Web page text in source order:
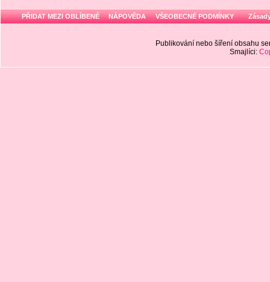
PŘIDAT MEZI OBLÍBENÉ NÁPOVĚDA VŠEOBECNÉ PODMÍNKY
Publikování nebo šíření obsahu
Smajlíci: